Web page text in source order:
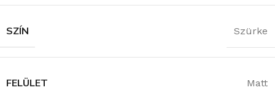
SZÍN Szürke
FELÜLET Matt